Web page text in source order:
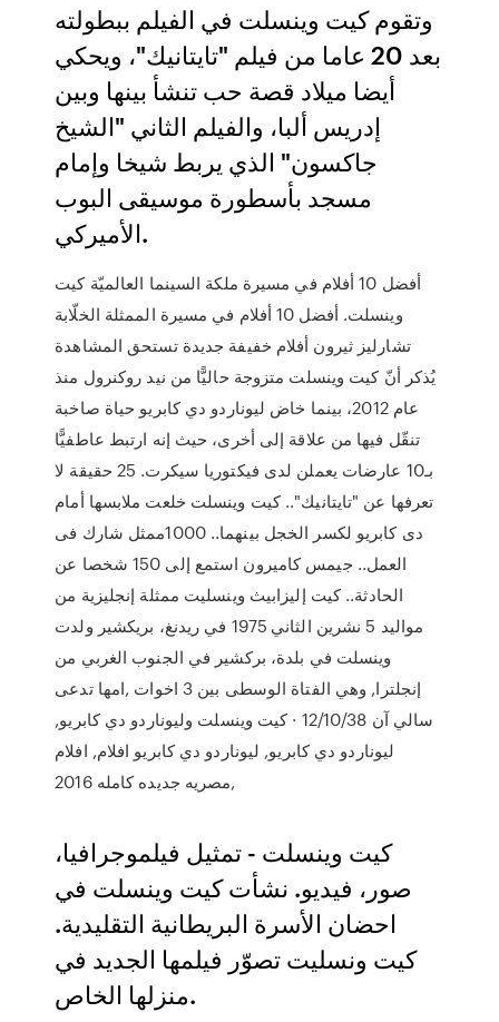
وتقوم كيت وينسلت في الفيلم ببطولته
بعد 20 عاما من فيلم "تايتانيك"، ويحكي
أيضا ميلاد قصة حب تنشأ بينها وبين
إدريس ألبا، والفيلم الثاني "الشيخ
جاكسون" الذي يربط شيخا وإمام
مسجد بأسطورة موسيقى البوب
الأميركي.
أفضل 10 أفلام في مسيرة ملكة السينما العالميّة كيت
وينسلت. أفضل 10 أفلام في مسيرة الممثلة الخلّابة
تشارليز ثيرون أفلام خفيفة جديدة تستحق المشاهدة
يُذكر أنّ كيت وينسلت متزوجة حاليًّا من نيد روكنرول منذ
عام 2012، بينما خاض ليوناردو دي كابريو حياة صاخبة
تنقّل فيها من علاقة إلى أخرى، حيث إنه ارتبط عاطفيًّا
بـ10 عارضات يعملن لدى فيكتوريا سيكرت. 25 حقيقة لا
تعرفها عن "تايتانيك".. كيت وينسلت خلعت ملابسها أمام
دى كابريو لكسر الخجل بينهما.. 1000ممثل شارك فى
العمل.. جيمس كاميرون استمع إلى 150 شخصا عن
الحادثة.. كيت إليزابيث وينسليت ممثلة إنجليزية من
مواليد 5 نشرين الثاني 1975 في ريدنغ، بريكشير ولدت
وينسلت في بلدة، بركشير في الجنوب الغربي من
إنجلترا, وهي الفتاة الوسطى بين 3 اخوات ,امها تدعى
سالي آن 12/10/38 · كيت وينسلت وليوناردو دي كابريو,
ليوناردو دي كابريو, ليوناردو دي كابريو افلام, افلام
مصريه جديده كامله 2016,
كيت وينسلت - ﺗﻤﺜﻴﻞ فيلموجرافيا،
صور، فيديو. نشأت كيت وينسلت في
احضان الأسرة البريطانية التقليدية.
كيت ونسليت تصوّر فيلمها الجديد في
منزلها الخاص.